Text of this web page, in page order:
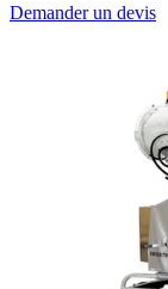
Demander un devis